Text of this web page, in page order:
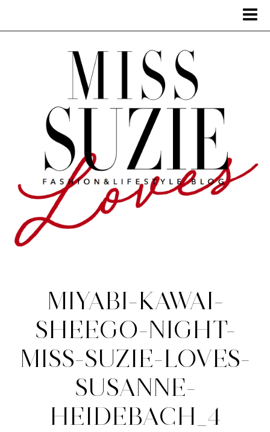
MIYABI-KAWAI-
SHEEGO-NIGHT-
MISS-SUZIE-LOVES-
SUSANNE-
HEIDEBACH_4